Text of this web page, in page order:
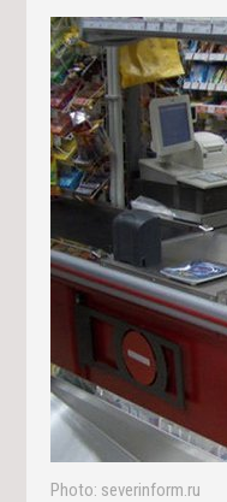
Photo: severinform.ru